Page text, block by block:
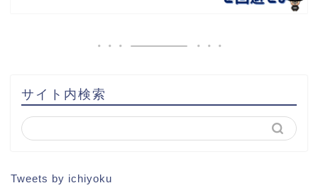
サイト内検索
Tweets by ichiyoku
書籍出版
問い合わせ